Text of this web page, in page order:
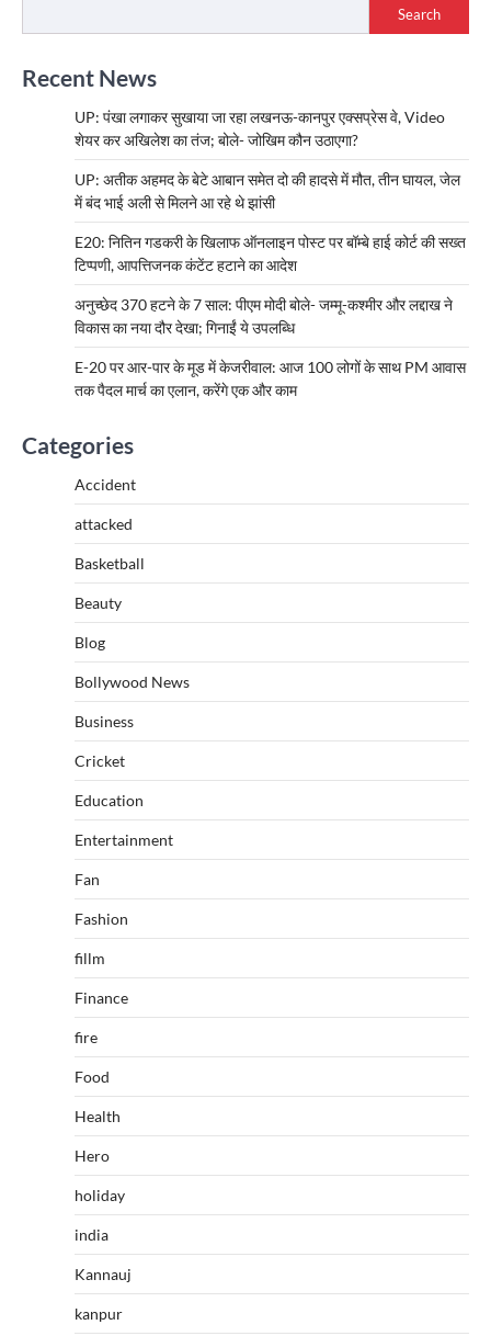
Search
Recent News
UP: पंखा लगाकर सुखाया जा रहा लखनऊ-कानपुर एक्सप्रेस वे, Video
शेयर कर अखिलेश का तंज; बोले- जोखिम कौन उठाएगा?
UP: अतीक अहमद के बेटे आबान समेत दो की हादसे में मौत, तीन घायल, जेल
में बंद भाई अली से मिलने आ रहे थे झांसी
E20: नितिन गडकरी के खिलाफ ऑनलाइन पोस्ट पर बॉम्बे हाई कोर्ट की सख्त
टिप्पणी, आपत्तिजनक कंटेंट हटाने का आदेश
अनुच्छेद 370 हटने के 7 साल: पीएम मोदी बोले- जम्मू-कश्मीर और लद्दाख ने
विकास का नया दौर देखा; गिनाईं ये उपलब्धि
E-20 पर आर-पार के मूड में केजरीवाल: आज 100 लोगों के साथ PM आवास
तक पैदल मार्च का एलान, करेंगे एक और काम
Categories
Accident
attacked
Basketball
Beauty
Blog
Bollywood News
Business
Cricket
Education
Entertainment
Fan
Fashion
fillm
Finance
fire
Food
Health
Hero
holiday
india
Kannauj
kanpur